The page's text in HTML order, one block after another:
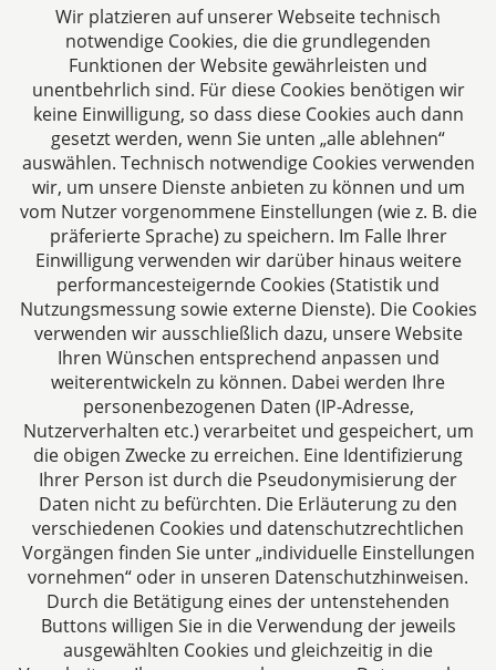
Alle Fachbeiträge anzeigen
CTC LEGAL
Aachen
Jülicher Straße 215
52070 Aachen
Deutschland
Tel: +49 241 94621-0
Fax: +49 241 94621-111
E-Mail:kanzlei@dhk-law.com
Über uns
Ihre Ansprechpartner für Fragen rund um
Gesellschaftsrecht, Steuergestaltung und
Vertragsrecht.
Wir platzieren auf unserer Webseite technisch
notwendige Cookies, die die grundlegenden
Funktionen der Website gewährleisten und
unentbehrlich sind. Für diese Cookies benötigen wir
keine Einwilligung, so dass diese Cookies auch dann
gesetzt werden, wenn Sie unten „alle ablehnen“
auswählen. Technisch notwendige Cookies verwenden
wir, um unsere Dienste anbieten zu können und um
vom Nutzer vorgenommene Einstellungen (wie z. B. die
präferierte Sprache) zu speichern. Im Falle Ihrer
Einwilligung verwenden wir darüber hinaus weitere
performancesteigernde Cookies (Statistik und
Nutzungsmessung sowie externe Dienste). Die Cookies
verwenden wir ausschließlich dazu, unsere Website
Ihren Wünschen entsprechend anpassen und
weiterentwickeln zu können. Dabei werden Ihre
personenbezogenen Daten (IP-Adresse,
Nutzerverhalten etc.) verarbeitet und gespeichert, um
die obigen Zwecke zu erreichen. Eine Identifizierung
Ihrer Person ist durch die Pseudonymisierung der
Daten nicht zu befürchten. Die Erläuterung zu den
verschiedenen Cookies und datenschutzrechtlichen
Vorgängen finden Sie unter „individuelle Einstellungen
vornehmen“ oder in unseren Datenschutzhinweisen.
Durch die Betätigung eines der untenstehenden
Buttons willigen Sie in die Verwendung der jeweils
ausgewählten Cookies und gleichzeitig in die